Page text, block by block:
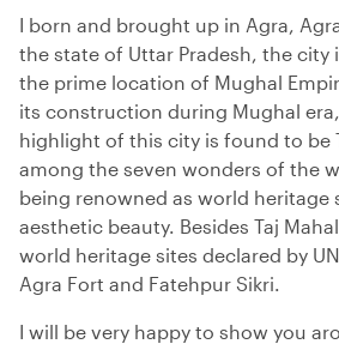
I born and brought up in Agra,
the state of Uttar Pradesh, the city
the prime location of Mughal
its construction during Mughal
highlight of this city is found to be
among the seven wonders of the
being renowned as world heritage
aesthetic beauty. Besides Taj
world heritage sites declared by
Agra Fort and Fatehpur Sikri.
I will be very happy to show you